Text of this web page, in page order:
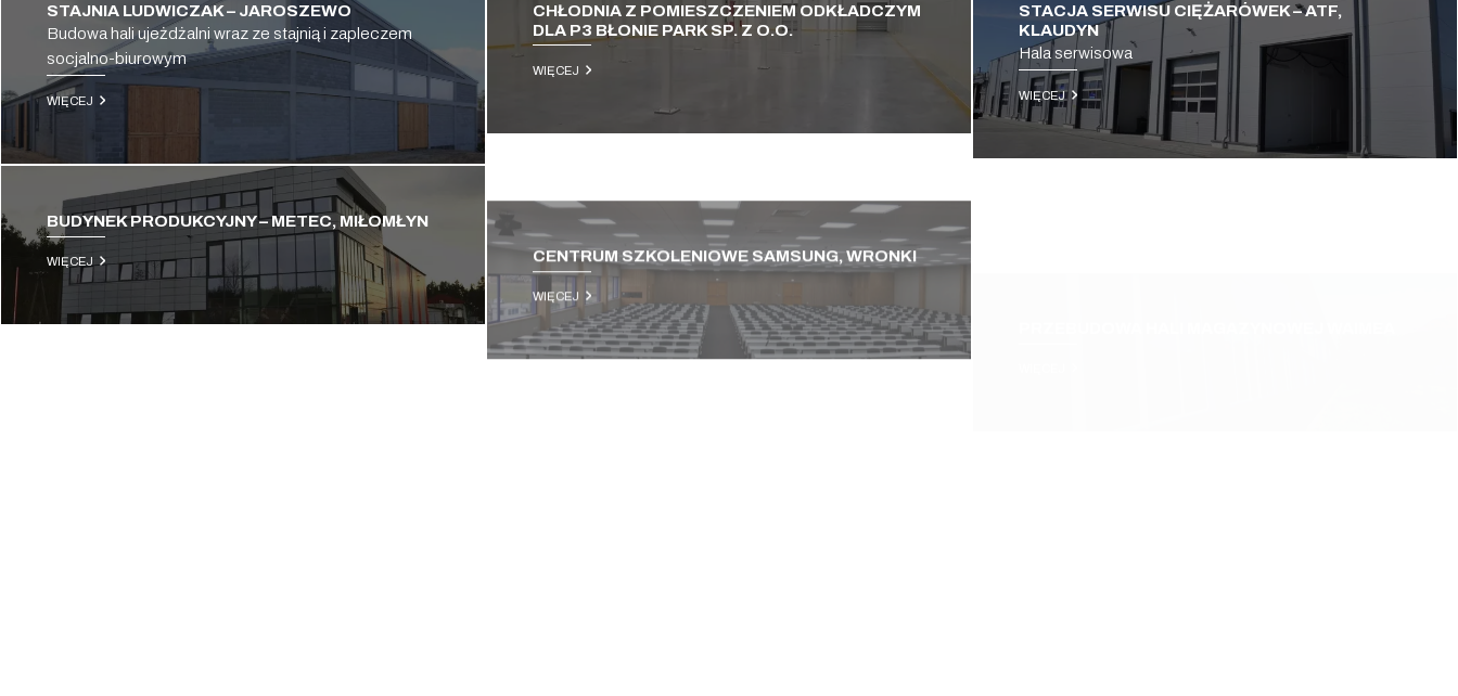
STAJNIA LUDWICZAK – JAROSZEWO
Budowa hali ujeżdżalni wraz ze stajnią i zapleczem
socjalno-biurowym
WIĘCEJ
CHŁODNIA Z POMIESZCZENIEM ODKŁADCZYM
DLA P3 BŁONIE PARK SP. Z O.O.
WIĘCEJ
STACJA SERWISU CIĘŻARÓWEK – ATF,
KLAUDYN
Hala serwisowa
WIĘCEJ
BUDYNEK PRODUKCYJNY – METEC, MIŁOMŁYN
WIĘCEJ
CENTRUM SZKOLENIOWE SAMSUNG, WRONKI
WIĘCEJ